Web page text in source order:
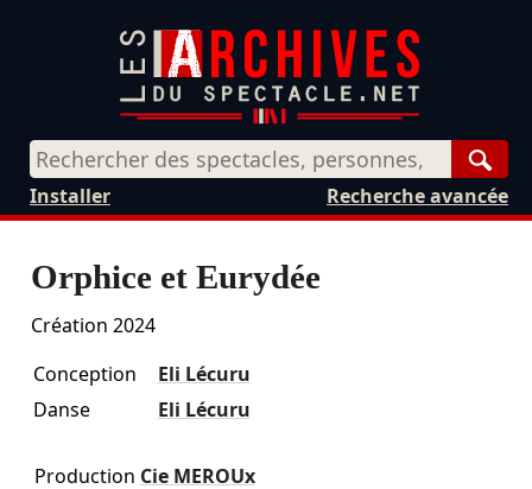
Recherche avancée
Installer
Orphice et Eurydée
Création 2024
Conception
Eli Lécuru
Danse
Eli Lécuru
Production Cie MEROUx